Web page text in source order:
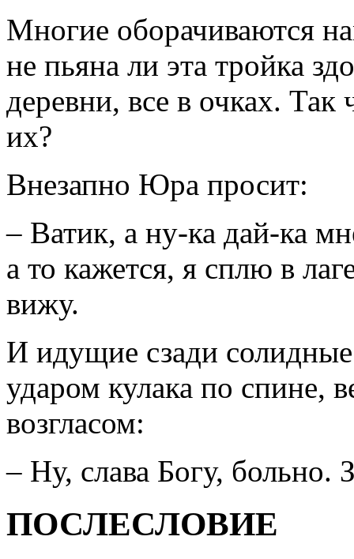
Многие оборачиваются
не пьяна ли эта тройка
деревни, все в очках. Так
их?
Внезапно Юра просит:
– Ватик, а ну-ка дай-ка
а то кажется, я сплю в
вижу.
И идущие сзади
ударом кулака по спине,
возгласом:
– Ну, слава Богу, больно.
ПОСЛЕСЛОВИЕ